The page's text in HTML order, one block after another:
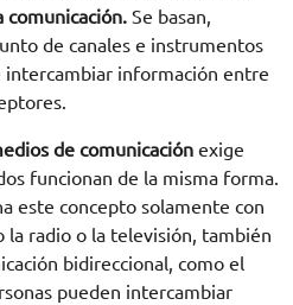
comunicación. Se basan,
de canales e instrumentos
información entre
de comunicación exige
funcionan de la misma forma.
este concepto solamente con
la radio o la televisión, también
bidireccional, como el
pueden intercambiar